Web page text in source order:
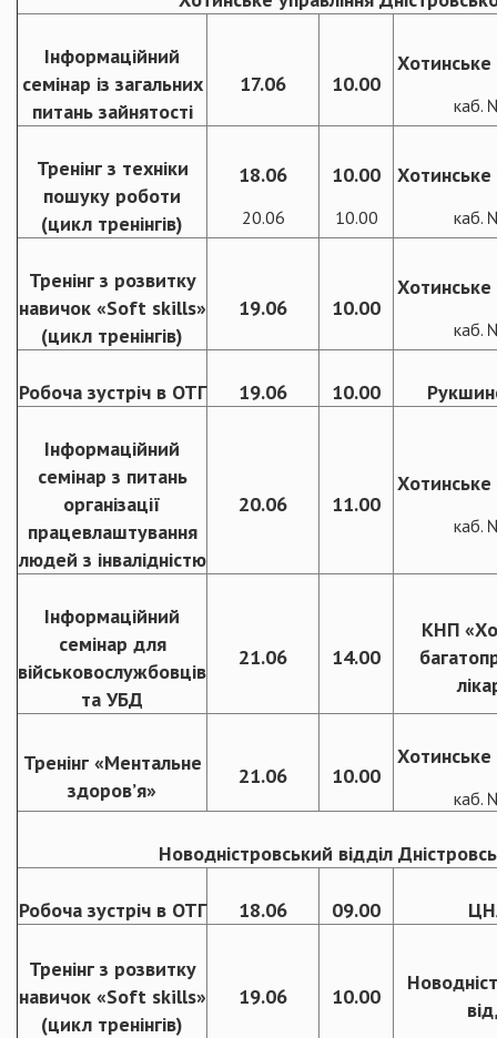
Інформаційний
семінар із загальних
питань зайнятості
17.06 10.00
Хотинське
каб.
Тренінг з техніки
пошуку роботи
(цикл тренінгів)
18.06
20.06
10.00
10.00
Хотинське
каб.
Тренінг з розвитку
навичок «Soft skills»
(цикл тренінгів)
19.06 10.00
Хотинське
каб.
Робоча зустріч в ОТГ 19.06 10.00
Інформаційний
семінар з питань
організації
працевлаштування
людей з інвалідністю
20.06 11.00
Хотинське
каб.
Інформаційний
семінар для
військовослужбовців
та УБД
21.06 14.00
КНП
Тренінг «Ментальне
здоров’я»
21.06 10.00
Хотинське
каб.
Новодністровський відділ
Робоча зустріч в ОТГ 18.06 09.00
Тренінг з розвитку
навичок «Soft skills»
(цикл тренінгів)
19.06 10.00